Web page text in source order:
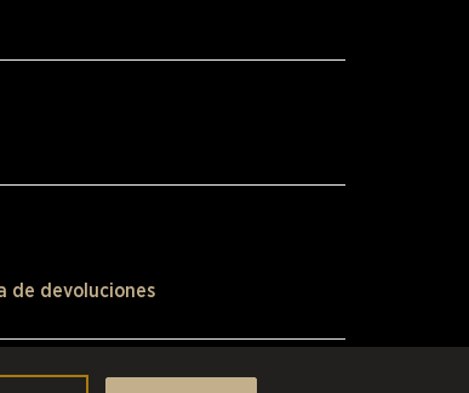
de devoluciones
países. Scalefast Inc. (que opera como ESW) es el